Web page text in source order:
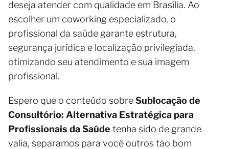
deseja atender com qualidade em Brasília. Ao
escolher um coworking especializado, o
profissional da saúde garante estrutura,
segurança jurídica e localização privilegiada,
otimizando seu atendimento e sua imagem
profissional.
Espero que o conteúdo sobreSublocação de
Consultório: Alternativa Estratégica para
Profissionais da Saúde tenha sido de grande
valia, separamos para você outros tão bom